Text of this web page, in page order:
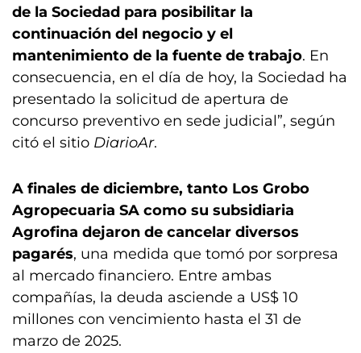
de la Sociedad para posibilitar la
continuación del negocio y el
mantenimiento de la fuente de trabajo. En
consecuencia, en el día de hoy, la Sociedad ha
presentado la solicitud de apertura de
concurso preventivo en sede judicial”, según
citó el sitio DiarioAr.
A finales de diciembre, tanto Los Grobo
Agropecuaria SA como su subsidiaria
Agrofina dejaron de cancelar diversos
pagarés, una medida que tomó por sorpresa
al mercado financiero. Entre ambas
compañías, la deuda asciende a US$ 10
millones con vencimiento hasta el 31 de
marzo de 2025.